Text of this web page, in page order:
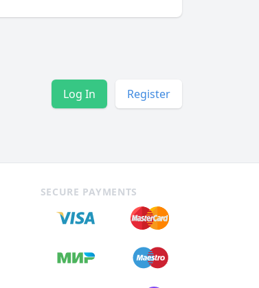
Log In Register
SECURE PAYMENTS